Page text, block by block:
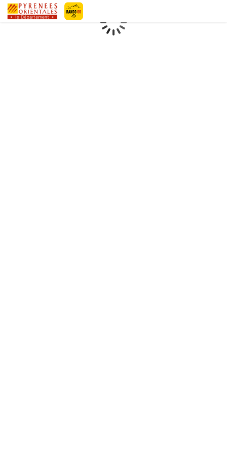
Geotrek-randoLoading